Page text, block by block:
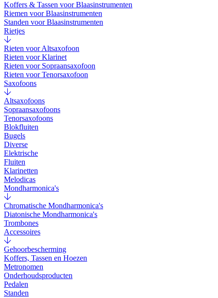
Koffers & Tassen voor Blaasinstrumenten
Riemen voor Blaasinstrumenten
Standen voor Blaasinstrumenten
Rietjes
Rieten voor Altsaxofoon
Rieten voor Klarinet
Rieten voor Sopraansaxofoon
Rieten voor Tenorsaxofoon
Saxofoons
Altsaxofoons
Sopraansaxofoons
Tenorsaxofoons
Blokfluiten
Bugels
Diverse
Elektrische
Fluiten
Klarinetten
Melodicas
Mondharmonica's
Chromatische Mondharmonica's
Diatonische Mondharmonica's
Trombones
Accessoires
Gehoorbescherming
Koffers, Tassen en Hoezen
Metronomen
Onderhoudsproducten
Pedalen
Standen